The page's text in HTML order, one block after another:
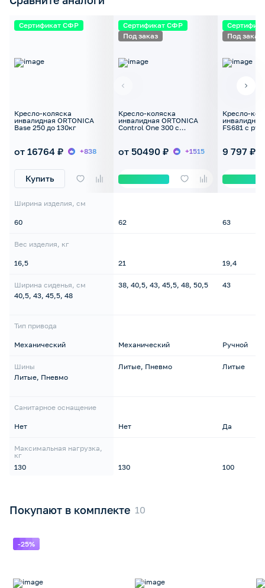
Сертификат СФР
Кресло-коляска
инвалидная ORTONICA
Base 250 до 130кг
от 16764 ₽ +838
Купить
Ширина изделия, см
60
Вес изделия, кг
16,5
Ширина сиденья, см
40,5, 43, 45,5, 48
Тип привода
Механический
Шины
Литые, Пневмо
Санитарное оснащение
Нет
Максимальная нагрузка,
кг
130
Сертификат СФР
Под заказ
Кресло-коляска
инвалидная ORTONICA
Control One 300 с
от 50490 ₽ +1515
62
21
38, 40,5, 43, 45,5, 48, 50,5
Механический
Литые, Пневмо
Нет
130
Под заказ
Кресло-
FS681 с
9 797 ₽
63
19,4
43
Ручной
Литые
Да
100
Покупают в комплекте
-25%